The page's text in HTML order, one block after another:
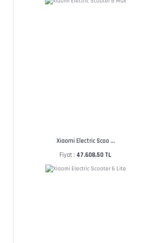
Xiaomi Electric Scoo ...
Fiyat : 47.608,50 TL